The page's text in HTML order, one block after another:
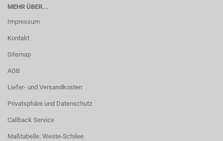
MEHR ÜBER...
Impressum
Kontakt
Sitemap
AGB
Liefer- und Versandkosten
Privatsphäre und Datenschutz
Callback Service
Maßtabelle: Weste-Schilee